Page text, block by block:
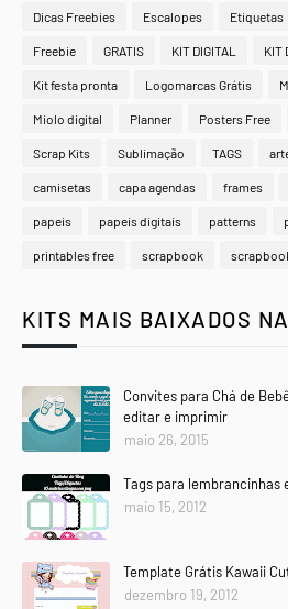
Dicas Freebies Escalopes Etiquetas
Freebie GRATIS KIT DIGITAL KIT
Kit festa pronta Logomarcas Grátis
Miolo digital Planner Posters Free
Scrap Kits Sublimação TAGS
camisetas capa agendas frames
papeis papeis digitais patterns
printables free scrapbook
KITS MAIS BAIXADOS
Convites para Chá de
editar e imprimir
maio 26, 2015
Tags para lembrancinhas
maio 15, 2012
Template Grátis Kawaii
dezembro 19, 2012